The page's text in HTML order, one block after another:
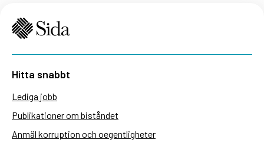
Hitta snabbt
Lediga jobb
Publikationer om biståndet
Anmäl korruption och oegentligheter